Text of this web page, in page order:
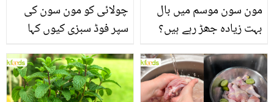
چولائی کو مون سون کی
سپر فوڈ سبزی کیوں کہا
منرلز اور اینٹی آکسیڈنٹس
سے بھرپور اس سبزی کے
مون سون موسم میں بال
بہت زیادہ جھڑ رہے ہیں؟
بنانے کے چند قدرتی طریقے